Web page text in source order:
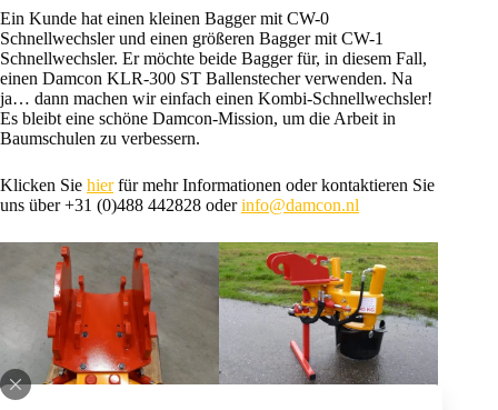
Ein Kunde hat einen kleinen Bagger mit CW-0
Schnellwechsler und einen größeren Bagger mit CW-1
Schnellwechsler. Er möchte beide Bagger für, in diesem Fall,
einen Damcon KLR-300 ST Ballenstecher verwenden. Na
ja… dann machen wir einfach einen Kombi-Schnellwechsler!
Es bleibt eine schöne Damcon-Mission, um die Arbeit in
Baumschulen zu verbessern.
Klicken Sie hierfür mehr Informationen oder kontaktieren Sie
uns über +31 (0)488 442828 oderinfo@damcon.nl